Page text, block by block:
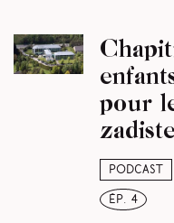
Podcast
ép. 4
pour